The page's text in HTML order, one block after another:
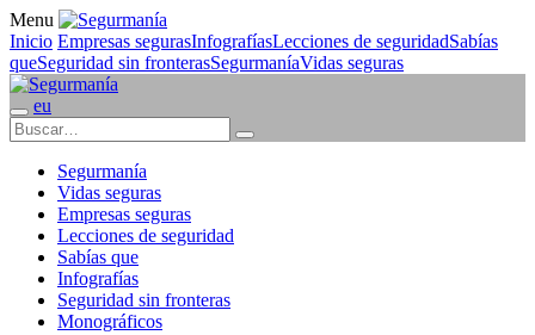
Menu
Inicio Empresas segurasInfografíasLecciones de seguridadSabías
queSeguridad sin fronterasSegurmaníaVidas seguras
eu
Segurmanía
Vidas seguras
Empresas seguras
Lecciones de seguridad
Sabías que
Infografías
Seguridad sin fronteras
Monográficos